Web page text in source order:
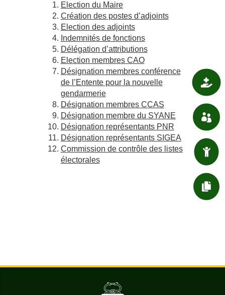

SANTÉ

ASSOCIATIONS

ENFANT / JEUNESSE

Election du Maire
Création des postes d’adjoints
Election des adjoints
Indemnités de fonctions
Délégation d’attributions
Election membres CAO
Désignation membres conférence
de l’Entente pour la nouvelle
gendarmerie
Désignation membres CCAS
Désignation membre du SYANE
Désignation représentants PNR
Désignation représentants SIGEA
Commission de contrôle des listes
électorales